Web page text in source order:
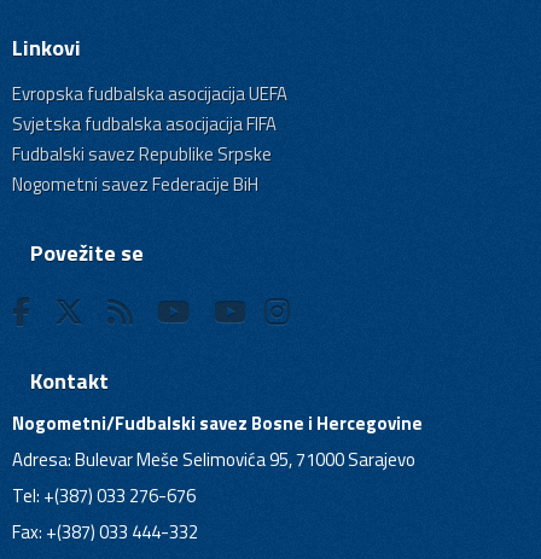
Linkovi
Evropska fudbalska asocijacija UEFA
Svjetska fudbalska asocijacija FIFA
Fudbalski savez Republike Srpske
Nogometni savez Federacije BiH
Povežite se
Kontakt
Nogometni/Fudbalski savez Bosne i Hercegovine
Adresa: Bulevar Meše Selimovića 95, 71000 Sarajevo
Tel: +(387) 033 276-676
Fax: +(387) 033 444-332